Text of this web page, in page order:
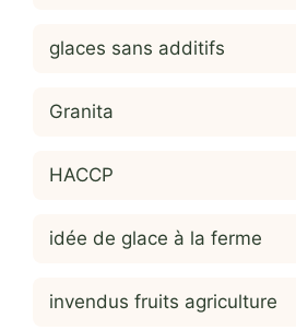
glaces sans additifs
Granita
HACCP
idée de glace à la ferme
invendus fruits agriculture